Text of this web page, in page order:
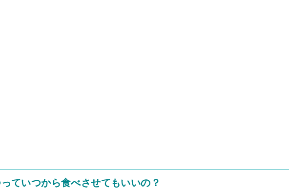
ていつから食べさせてもいいの？